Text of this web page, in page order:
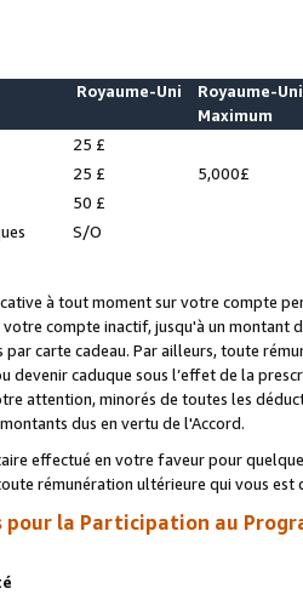
Royaume-Uni
Royaume-Uni
Maximum
25 £
25 £
5,000£
50 £
S/O
à tout moment sur votre compte
compte inactif, jusqu'à un montant
par carte cadeau. Par ailleurs, toute
devenir caduque sous l’effet de la
attention, minorés de toutes les
dus en vertu de l'Accord.
effectué en votre faveur pour
rémunération ultérieure qui vous est
pour la Participation au